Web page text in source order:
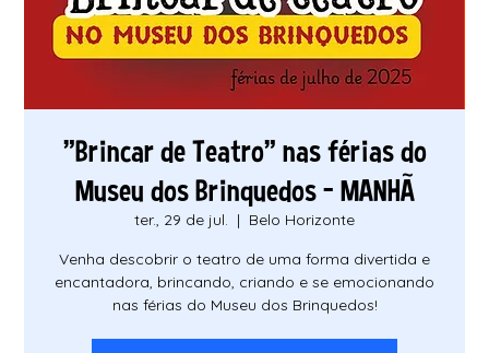
"Brincar de Teatro" nas férias do
Museu dos Brinquedos - MANHÃ
ter., 29 de jul.
  |
Belo Horizonte
Venha descobrir o teatro de uma forma divertida e
encantadora, brincando, criando e se emocionando
nas férias do Museu dos Brinquedos!